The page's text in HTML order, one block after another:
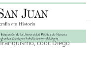
coor. Diego